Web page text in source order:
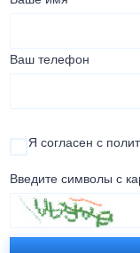
Ваш телефон
Я согласен с
Введите символы с